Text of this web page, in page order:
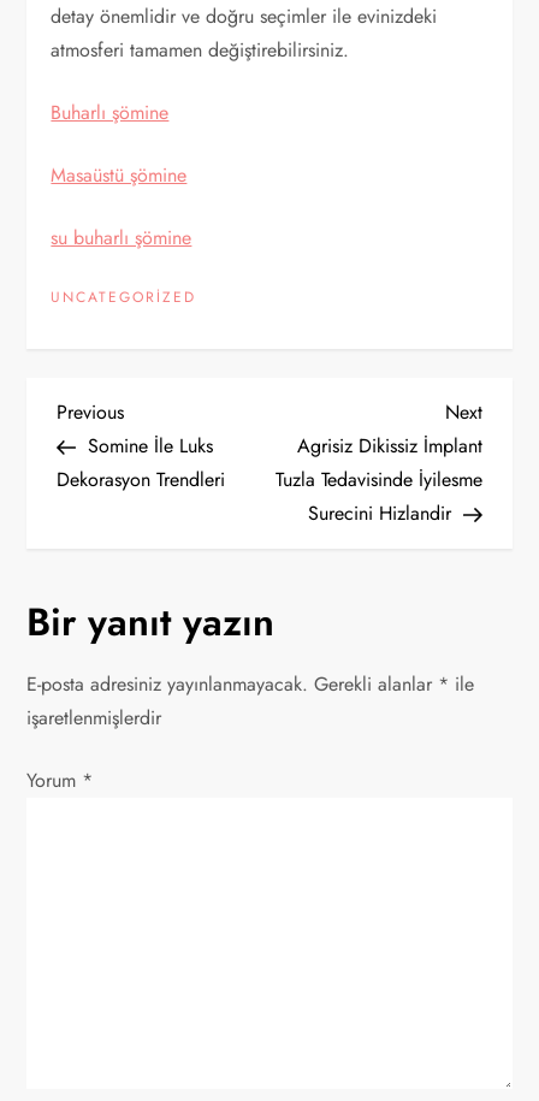
detay önemlidir ve doğru seçimler ile evinizdeki
atmosferi tamamen değiştirebilirsiniz.
Buharlı şömine
Masaüstü şömine
su buharlı şömine
UNCATEGORIZED
Y
a
ı
g
e
z
Previous
Post
Previous
Somine İle Luks
Dekorasyon Trendleri
Next
Post
Next
Agrisiz Dikissiz İmplant
Tuzla Tedavisinde İyilesme
Surecini Hizlandir
Bir yanıt yazın
E-posta adresiniz yayınlanmayacak. Gerekli alanlar * ile
işaretlenmişlerdir
Yorum *